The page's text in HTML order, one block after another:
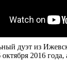
дуэт из
2016